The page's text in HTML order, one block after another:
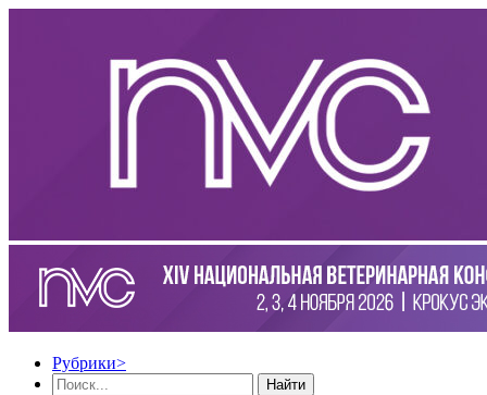
Рубрики>
Найти